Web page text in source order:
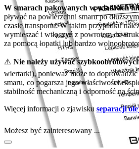
W smarach pakowanych w wiadrach
pływać na powierzchni smaru po
czasie transportu. W takim przypadku
wymieszać i wtłoczyć z powrotem do
za pomocą łopatki lub bardzo
⚠️ Nie należy używać
wiertarki), ponieważ może to
smaru, co pogarsza jego właściwości
stabilność mechaniczną i odporność na
Więcej informacji o zjawisku separacji
Możesz być zainteresowany ...